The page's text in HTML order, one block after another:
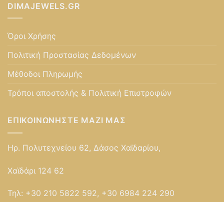
DIMAJEWELS.GR
Όροι Χρήσης
Πολιτική Προστασίας Δεδομένων
Μέθοδοι Πληρωμής
Τρόποι αποστολής & Πολιτική Επιστροφών
ΕΠΙΚΟΙΝΩΝΉΣΤΕ ΜΑΖΊ ΜΑΣ
Ηρ. Πολυτεχνείου 62, Δάσος Χαϊδαρίου,
Χαϊδάρι 124 62
Τηλ: +30 210 5822 592, +30 6984 224 290